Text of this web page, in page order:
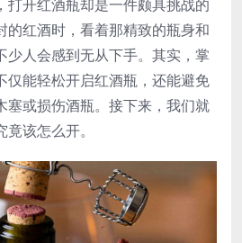
打开红酒瓶却是一件颇具挑战的
的红酒时，看着那精致的瓶身和
少人会感到无从下手。其实，掌
仅能轻松开启红酒瓶，还能避免
塞或损伤酒瓶。接下来，我们就
该怎么开。